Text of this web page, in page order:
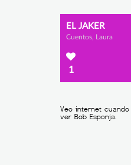
EL JAKER
Cuentos, Laura
1